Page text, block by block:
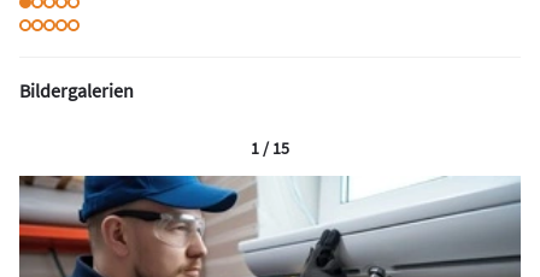
Bildergalerien
1 / 15